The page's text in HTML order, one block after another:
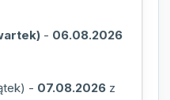
- 06.08.2026
- 07.08.2026 z